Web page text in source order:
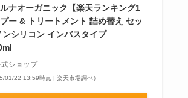
ルナオーガニック【楽天ランキング1
ー & トリートメント 詰め替え セッ
ンシリコン インバスタイプ
ショップ
01/22 13:59時点 | 楽天市場調べ）